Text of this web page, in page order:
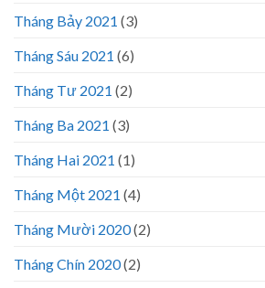
Tháng Bảy 2021 (3)
Tháng Sáu 2021 (6)
Tháng Tư 2021 (2)
Tháng Ba 2021 (3)
Tháng Hai 2021 (1)
Tháng Một 2021 (4)
Tháng Mười 2020(2)
Tháng Chín 2020(2)